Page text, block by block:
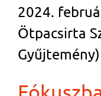
2024.
Ötpacsirta
Gyűjtemény)